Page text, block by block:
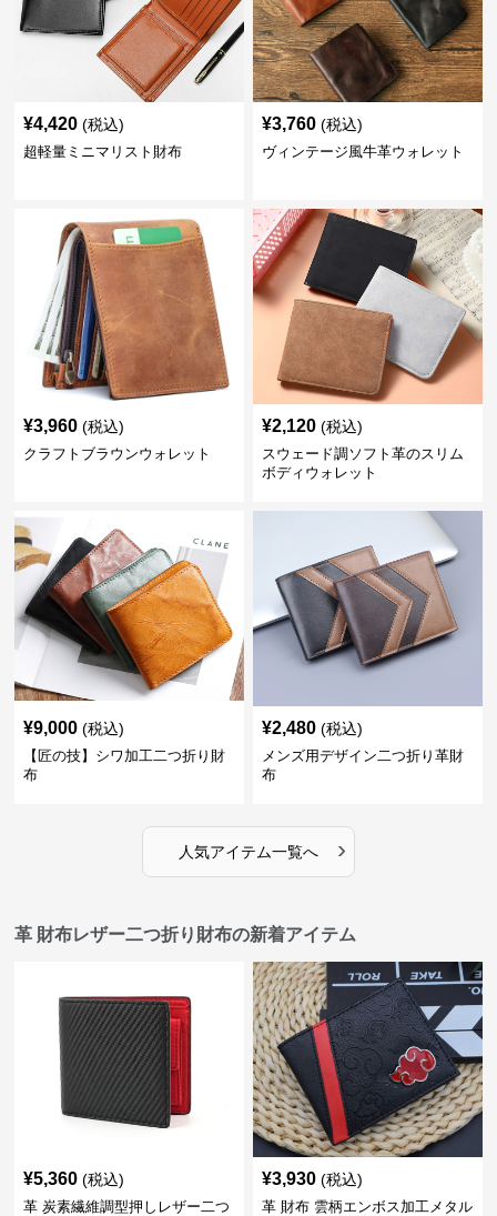
¥4,420 (税込)
超軽量ミニマリスト財布
¥3,760 (税込)
ヴィンテージ風牛革ウォレット
¥3,960 (税込)
クラフトブラウンウォレット
¥2,120 (税込)
スウェード調ソフト革のスリム
ボディウォレット
¥9,000 (税込)
【匠の技】シワ加工二つ折り財
布
¥2,480 (税込)
メンズ用デザイン二つ折り革財
布
人気アイテム一覧へ ›
革 財布レザー二つ折り財布の新着アイテム
¥5,360 (税込)
革 炭素繊維調型押しレザー二つ
¥3,930 (税込)
革 財布 雲柄エンボス加工メタル